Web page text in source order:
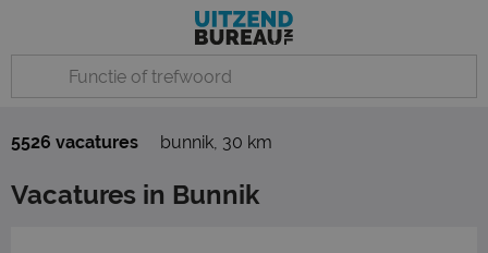
5526 vacatures bunnik, 30 km
Vacatures in Bunnik